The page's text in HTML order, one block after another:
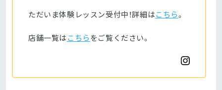
ただいま体験レッスン受付中！詳細はこちら。
店舗一覧はこちらをご覧ください。